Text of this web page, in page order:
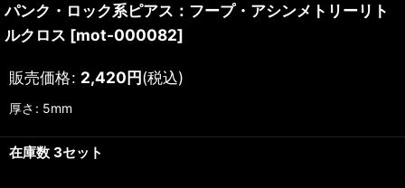
パンク・ロック系ピアス：フープ・アシンメトリーリト
ルクロス [mot-000082]
販売価格: 2,420円(税込)
厚さ : 5mm
在庫数 3セット